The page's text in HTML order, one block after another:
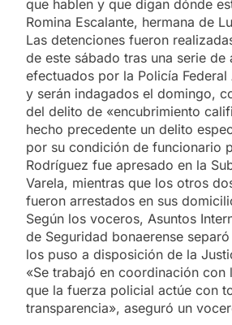
que hablen y que digan dónde
Romina Escalante, hermana de
Las detenciones fueron
de este sábado tras una serie de
efectuados por la Policía Federal
y serán indagados el domingo,
del delito de «encubrimiento
hecho precedente un delito
por su condición de funcionario
Rodríguez fue apresado en la
Varela, mientras que los otros
fueron arrestados en sus
Según los voceros, Asuntos
de Seguridad bonaerense
los puso a disposición de la
«Se trabajó en coordinación con
que la fuerza policial actúe con
transparencia», aseguró un